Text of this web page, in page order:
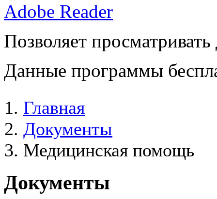
Adobe Reader
Позволяет
Данные программы
Главная
Документы
Медицинская помощь
Документы